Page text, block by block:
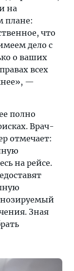
на
плане:
что
дело с
о ваших
всех
—
полно
Врач-
отмечает:
на рейсе.
Зная